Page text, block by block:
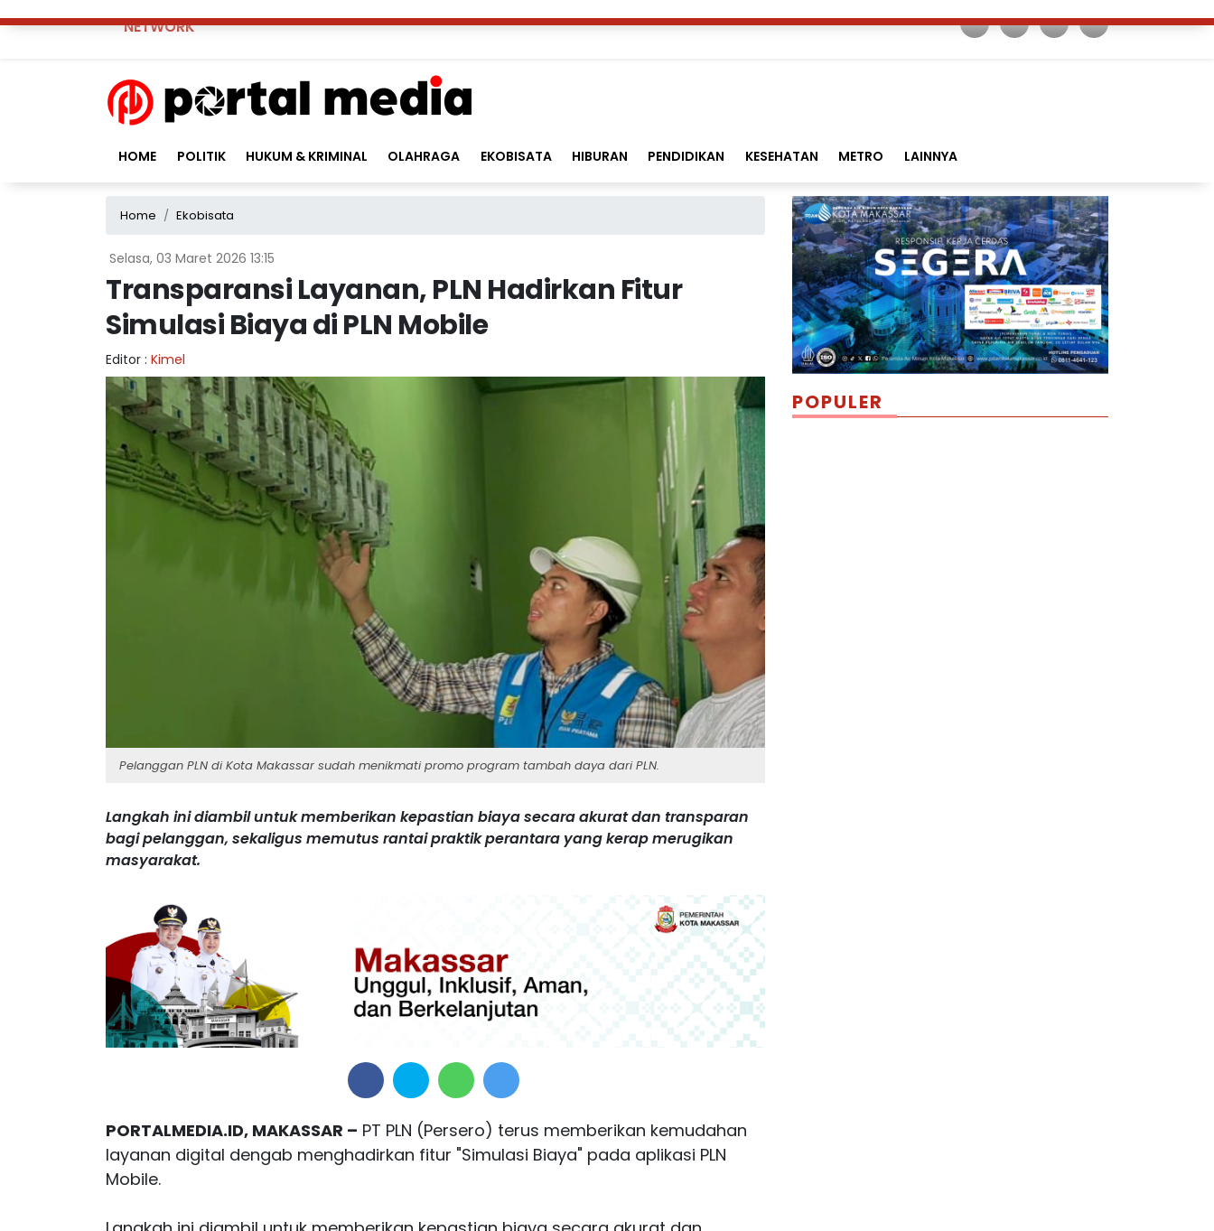
NETWORK
HOME POLITIK HUKUM & KRIMINAL OLAHRAGA EKOBISATA HIBURAN PENDIDIKAN KESEHATAN METRO LAINNYA
Home Ekobisata
Selasa, 03 Maret 2026 13:15
Transparansi Layanan, PLN Hadirkan Fitur
Simulasi Biaya di PLN Mobile
Editor : Kimel
Pelanggan PLN di Kota Makassar sudah menikmati promo program tambah daya dari PLN.
Langkah ini diambil untuk memberikan kepastian biaya secara akurat dan transparan
bagi pelanggan, sekaligus memutus rantai praktik perantara yang kerap merugikan
masyarakat.
PORTALMEDIA.ID, MAKASSAR – PT PLN (Persero) terus memberikan kemudahan
layanan digital dengab menghadirkan fitur "Simulasi Biaya" pada aplikasi PLN
Mobile.
POPULER